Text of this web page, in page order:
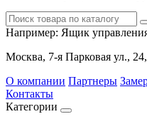
Например: Ящик
Москва, 7-я Парковая ул.,
О компании Партнеры
Контакты
Категории